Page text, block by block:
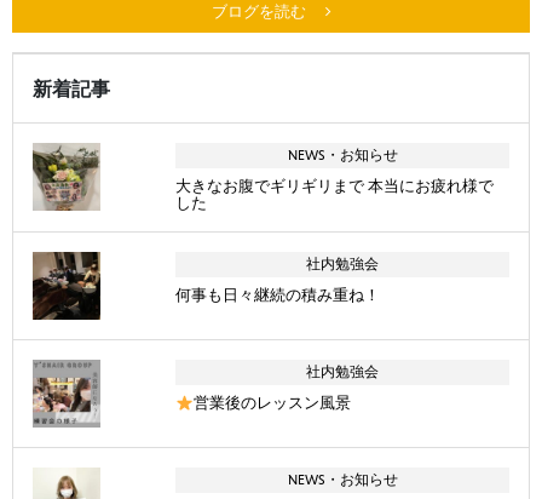
ブログを読む
新着記事
NEWS・お知らせ
大きなお腹でギリギリまで 本当にお疲れ様で
した
社内勉強会
何事も日々継続の積み重ね！
社内勉強会
営業後のレッスン風景
NEWS・お知らせ